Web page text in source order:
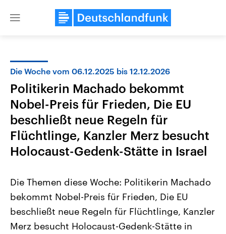
Close
2026
Alle Informationen
Sachsen-Anhalt wählt am 6.
September 2026 einen neuen
Landtag. Seit 2021 wird das
Bundesland von einer Koalition aus
Aktuelle Beiträge,
Hintergründe
Wirtschaftlich und
gehören die Vereinigten
den mächtigsten Ländern
mit großem Einfluss auf
Die Woche vom 06.12.2025 bis 12.12.2026
Politikerin Machado bekommt
Nobel-Preis für Frieden, Die EU
beschließt neue Regeln für
Flüchtlinge, Kanzler Merz besucht
Holocaust-Gedenk-Stätte in Israel
Die Themen diese Woche: Politikerin Machado
bekommt Nobel-Preis für Frieden, Die EU
beschließt neue Regeln für Flüchtlinge, Kanzler
Merz besucht Holocaust-Gedenk-Stätte in